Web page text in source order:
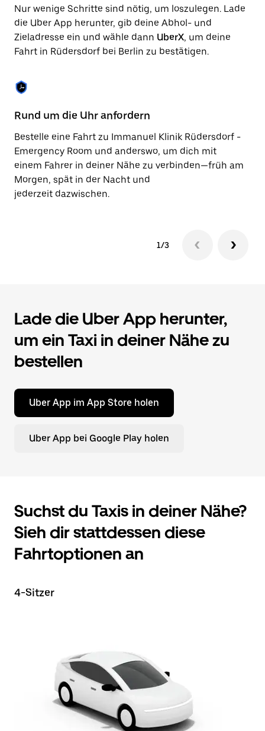
den
Kalender
zu
schließen.
Nur wenige Schritte sind nötig, um loszulegen. Lade
die Uber App herunter, gib deine Abhol- und
Zieladresse ein und wähle dann UberX, um deine
Fahrt in Rüdersdorf bei Berlin zu bestätigen.
Rund um die Uhr anfordern
Bestelle eine Fahrt zu Immanuel Klinik Rüdersdorf -
Emergency Room und anderswo, um dich mit
einem Fahrer in deiner Nähe zu verbinden—früh am
Morgen, spät in der Nacht und
jederzeit dazwischen.
1/3
Lade die Uber App herunter,
um ein Taxi in deiner Nähe zu
bestellen
Uber App im App Store holen
Uber App bei Google Play holen
Suchst du Taxis in deiner Nähe?
Sieh dir stattdessen diese
Fahrtoptionen an
4-Sitzer